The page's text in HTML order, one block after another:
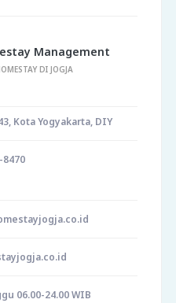
Management
DI JOGJA
Kota Yogyakarta, DIY
8470
06.00-24.00 WIB